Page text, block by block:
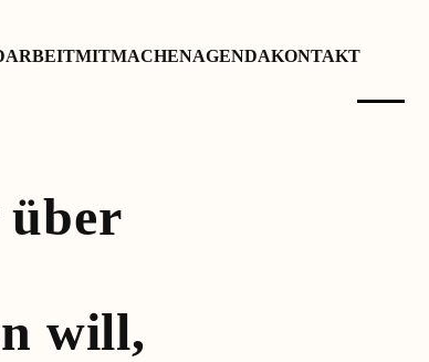
MITMACHENAGENDAKONTAKT
will,